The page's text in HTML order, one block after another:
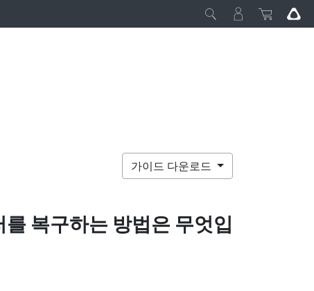
가이드 다운로드
복구하는 방법은 무엇입